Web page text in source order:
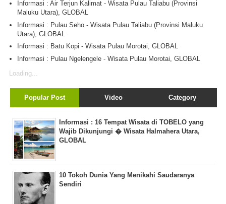
Informasi : Air Terjun Kalimat - Wisata Pulau Taliabu (Provinsi
Maluku Utara), GLOBAL
Informasi : Pulau Seho - Wisata Pulau Taliabu (Provinsi Maluku
Utara), GLOBAL
Informasi : Batu Kopi - Wisata Pulau Morotai, GLOBAL
Informasi : Pulau Ngelengele - Wisata Pulau Morotai, GLOBAL
Loading...
Popular Post Video Category
Informasi : 16 Tempat Wisata di TOBELO yang
Wajib Dikunjungi � Wisata Halmahera Utara,
GLOBAL
10 Tokoh Dunia Yang Menikahi Saudaranya
Sendiri